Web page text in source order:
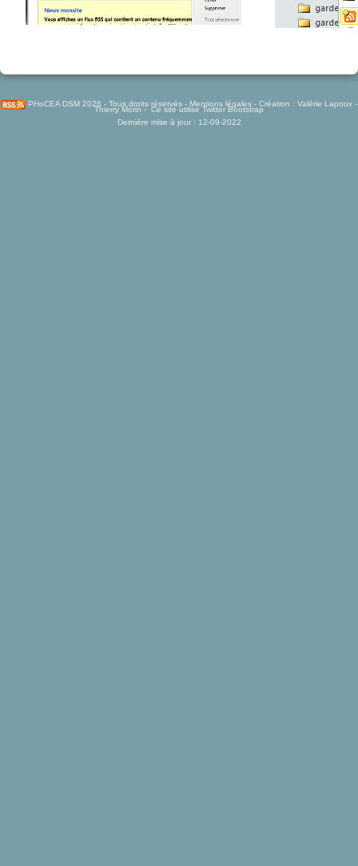
PHoCEA DSM 2026 - Tous droits réservés - Mentions légales - Création : Valérie Lapoux -
Thierry Morin- Ce site utiliseTwitter Bootstrap
Dernière mise à jour : 12-09-2022